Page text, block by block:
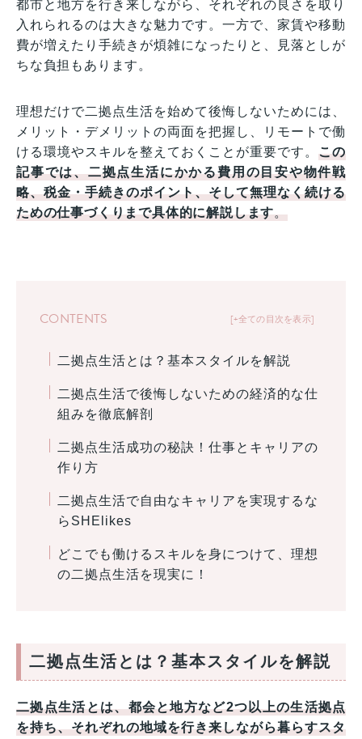
都市と地方を行き来しながら、それぞれの良さを取り
入れられるのは大きな魅力です。一方で、家賃や移動
費が増えたり手続きが煩雑になったりと、見落としが
ちな負担もあります。
理想だけで二拠点生活を始めて後悔しないためには、
メリット・デメリットの両面を把握し、リモートで働
ける環境やスキルを整えておくことが重要です。この
記事では、二拠点生活にかかる費用の目安や物件戦
略、税金・手続きのポイント、そして無理なく続ける
ための仕事づくりまで具体的に解説します。
+全ての目次を表示
CONTENTS
二拠点生活とは？基本スタイルを解説
二拠点生活で後悔しないための経済的な仕
組みを徹底解剖
二拠点生活成功の秘訣！仕事とキャリアの
作り方
二拠点生活で自由なキャリアを実現するな
らSHElikes
どこでも働けるスキルを身につけて、理想
の二拠点生活を現実に！
二拠点生活とは？基本スタイルを解説
二拠点生活とは、都会と地方など2つ以上の生活拠点
を持ち、それぞれの地域を行き来しながら暮らすスタ